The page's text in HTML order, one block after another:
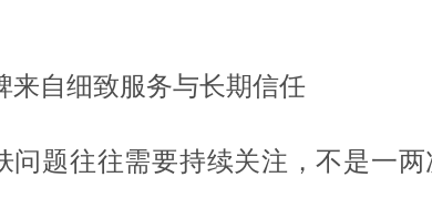
来自细致服务与长期信任
问题往往需要持续关注，不是一